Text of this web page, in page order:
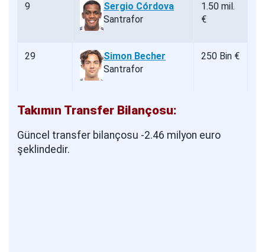
9
Sergio Córdova
Santrafor
1.50 mil.
€
29
Simon Becher
Santrafor
250 Bin €
Takımın Transfer Bilançosu:
Güncel transfer bilançosu -2.46 milyon euro
şeklindedir.